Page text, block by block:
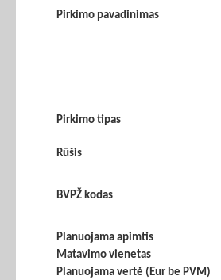
Pirkimo pavadinimas
Pirkimo tipas
Rūšis
BVPŽ kodas
Planuojama apimtis
Matavimo vienetas
Planuojama vertė (Eur be PVM)